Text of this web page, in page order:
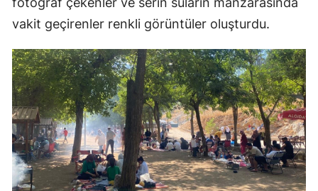
vakit geçirenler renkli görüntüler oluşturdu.